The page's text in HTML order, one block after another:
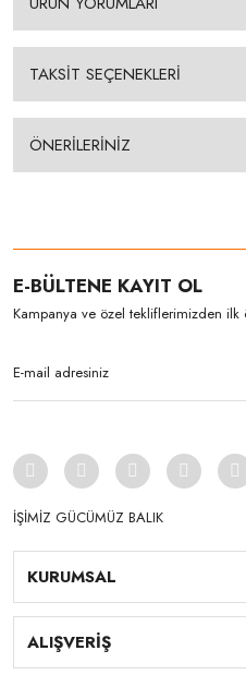
TAKSİT SEÇENEKLERİ
ÖNERİLERİNİZ
E-BÜLTENE KAYIT OL
Kampanya ve özel tekliflerimizden ilk
İŞİMİZ GÜCÜMÜZ BALIK
KURUMSAL
ALIŞVERİŞ